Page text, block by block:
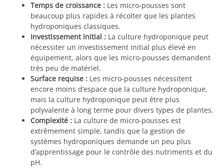
Temps de croissance : Les micro-pousses sont
beaucoup plus rapides à récolter que les plantes
hydroponiques classiques.
Investissement initial : La culture hydroponique peut
nécessiter un investissement initial plus élevé en
équipement, alors que les micro-pousses demandent
très peu de matériel.
Surface requise : Les micro-pousses nécessitent
encore moins d’espace que la culture hydroponique,
mais la culture hydroponique peut être plus
polyvalente à long terme pour divers types de plantes.
Complexité : La culture de micro-pousses est
extrêmement simple, tandis que la gestion de
systèmes hydroponiques demande un peu plus
d’apprentissage pour le contrôle des nutriments et du
pH.